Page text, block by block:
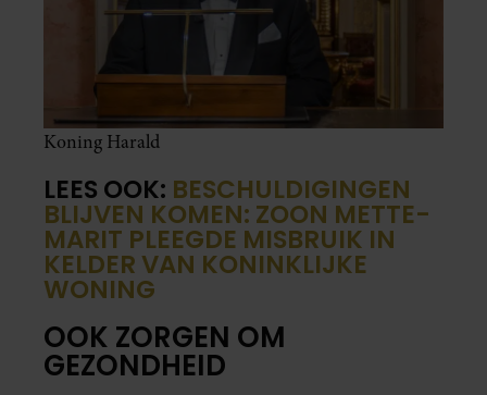
Koning Harald
LEES OOK: BESCHULDIGINGEN
BLIJVEN KOMEN: ZOON METTE-
MARIT PLEEGDE MISBRUIK IN
KELDER VAN KONINKLIJKE
WONING
OOK ZORGEN OM
GEZONDHEID